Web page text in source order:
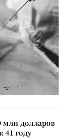
млн долларов
41 году